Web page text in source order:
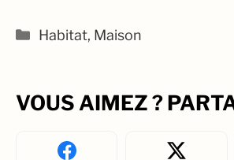
Catégories
Habitat, Maison
VOUS AIMEZ ?